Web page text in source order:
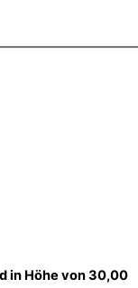
in Höhe von 30,00